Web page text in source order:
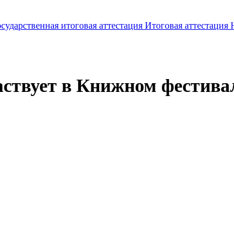
итоговая аттестация Итоговая аттестация
в Книжном